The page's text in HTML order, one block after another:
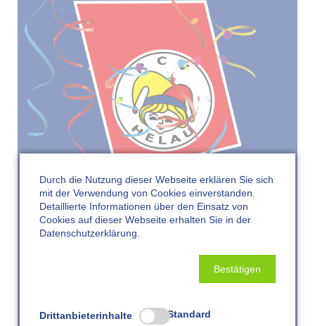
NAVIGATION
ÜBERSPRINGEN
IMPRESSUM DATENSCHUTZ
Ringethaler Carnevalsverein e.V.
Durch die Nutzung dieser Webseite erklären Sie sich
mit der Verwendung von Cookies einverstanden.
Detaillierte Informationen über den Einsatz von
Cookies auf dieser Webseite erhalten Sie in der
Datenschutzerklärung.
Bestätigen
Drittanbieterinhalte Standard